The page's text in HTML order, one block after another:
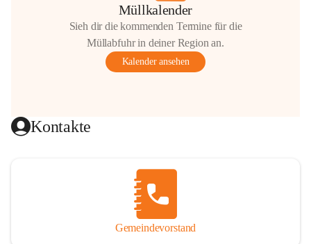
Müllkalender
Sieh dir die kommenden Termine für die
Müllabfuhr in deiner Region an.
Kalender ansehen
Kontakte
Gemeindevorstand